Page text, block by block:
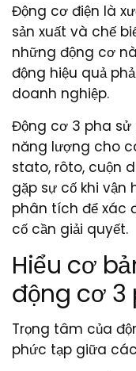
Động cơ điện là
sản xuất và chế
những động cơ
động hiệu quả
doanh nghiệp.
Động cơ 3 pha
năng lượng cho
stato, rôto, cuộn
gặp sự cố khi vận
phân tích để xác
cố cần giải quyết.
Hiểu cơ
động cơ 3
Trọng tâm của
phức tạp giữa